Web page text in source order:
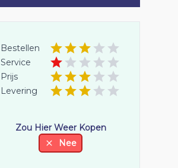
Bestellen
Service
Prijs
Levering
Zou Hier Weer Kopen
Nee